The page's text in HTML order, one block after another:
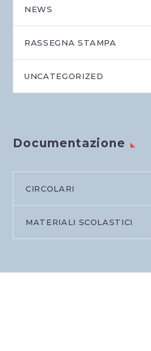
NEWS
RASSEGNA STAMPA
UNCATEGORIZED
Documentazione
CIRCOLARI
MATERIALI SCOLASTICI